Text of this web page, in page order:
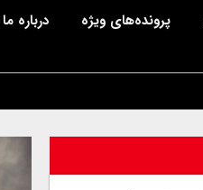
پرونده‌های ویژه درباره ما